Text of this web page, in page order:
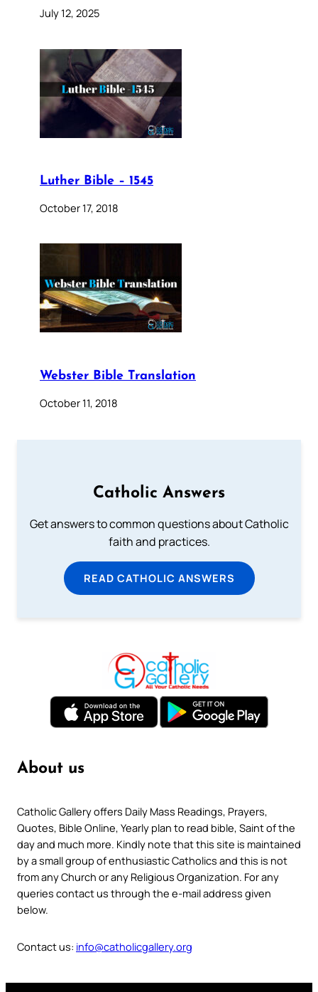
July 12, 2025
Luther Bible – 1545
October 17, 2018
Webster Bible Translation
October 11, 2018
Catholic Answers
Get answers to common questions about Catholic
faith and practices.
READ CATHOLIC ANSWERS
About us
Catholic Gallery offers Daily Mass Readings, Prayers,
Quotes, Bible Online, Yearly plan to read bible, Saint of the
day and much more. Kindly note that this site is maintained
by a small group of enthusiastic Catholics and this is not
from any Church or any Religious Organization. For any
queries contact us through the e-mail address given
below.
Contact us: info@catholicgallery.org